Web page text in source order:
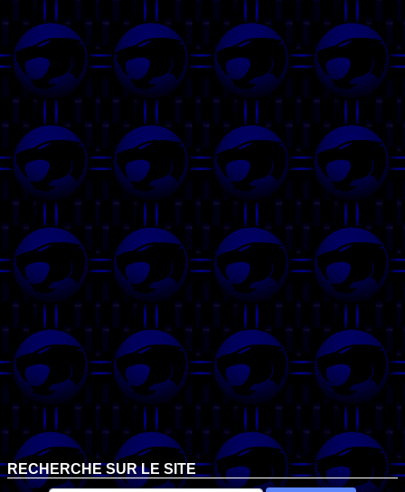
RECHERCHE SUR LE SITE